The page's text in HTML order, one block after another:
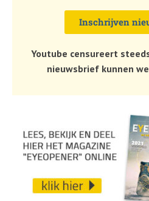
Inschrijven
Youtube censureert
nieuwsbrief kunnen